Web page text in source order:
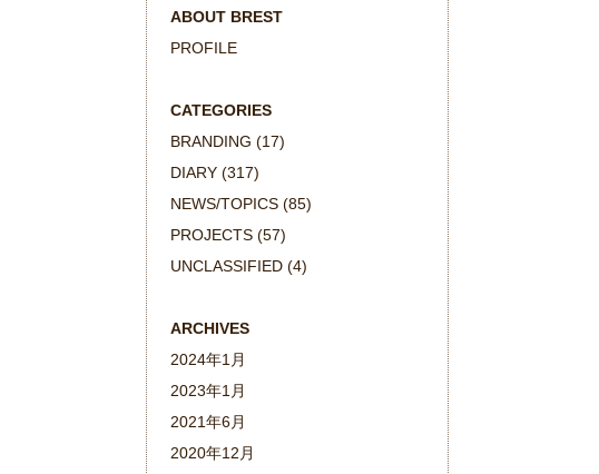
ABOUT BREST
PROFILE
CATEGORIES
BRANDING (17)
DIARY (317)
NEWS/TOPICS (85)
PROJECTS (57)
UNCLASSIFIED (4)
ARCHIVES
2024年1月
2023年1月
2021年6月
2020年12月